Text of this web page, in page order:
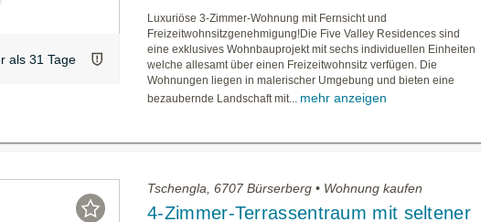
als 31 Tage
Luxuriöse 3-Zimmer-Wohnung mit Fernsicht und
Freizeitwohnsitzgenehmigung!Die Five Valley Residences sind
eine exklusives Wohnbauprojekt mit sechs individuellen Einheiten
welche allesamt über einen Freizeitwohnsitz verfügen. Die
Wohnungen liegen in malerischer Umgebung und bieten eine
bezaubernde Landschaft mit... mehr anzeigen
Tschengla, 6707 Bürserberg • Wohnung kaufen
4-Zimmer-Terrassentraum mit seltener